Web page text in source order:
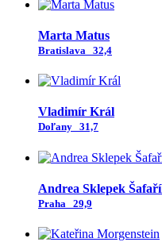
Marta Matus
Bratislava 32,4
Vladimír Král
Doľany 31,7
Andrea Sklepek
Praha 29,9